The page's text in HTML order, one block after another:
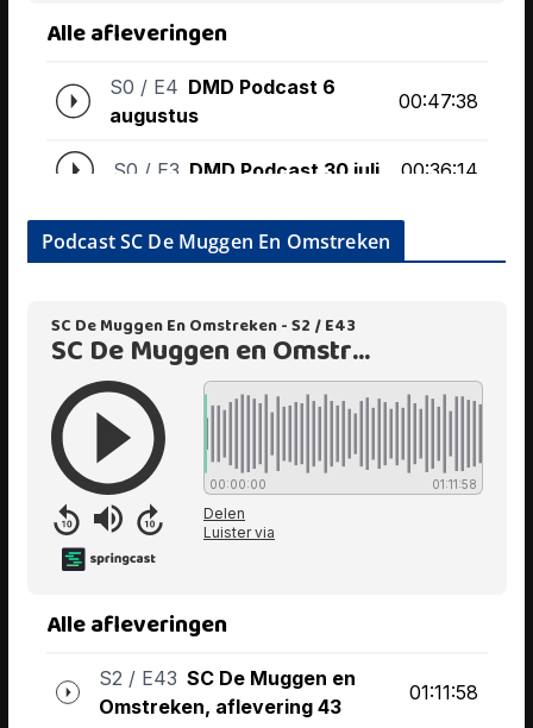
Podcast SC De Muggen En Omstreken